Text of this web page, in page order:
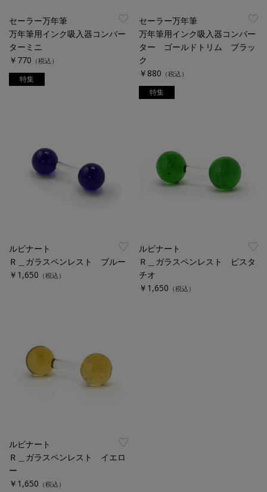
セーラー万年筆
万年筆用インク吸入器コンバー
ターミニ
￥770 （税込）
特集
セーラー万年筆
万年筆用インク吸入器コンバー
ター ゴールドトリム ブラッ
ク
￥880 （税込）
特集
ルビナート
Ｒ＿ガラスペンレスト ブルー
￥1,650 （税込）
ルビナート
Ｒ＿ガラスペンレスト ピスタ
チオ
￥1,650 （税込）
ルビナート
Ｒ＿ガラスペンレスト イエロ
ー
￥1,650 （税込）